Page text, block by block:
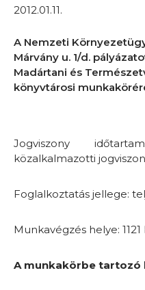
2012.01.11.
A Nemzeti
Márvány u. 1/d.
Madártani és
könyvtárosi
Jogviszony
közalkalmazotti
Foglalkoztatás jellege:
Munkavégzés helye:
A munkakörbe tartozó